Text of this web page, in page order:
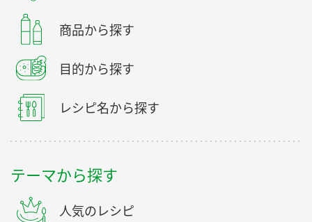
商品から探す
目的から探す
レシピ名から探す
テーマから探す
人気のレシピ